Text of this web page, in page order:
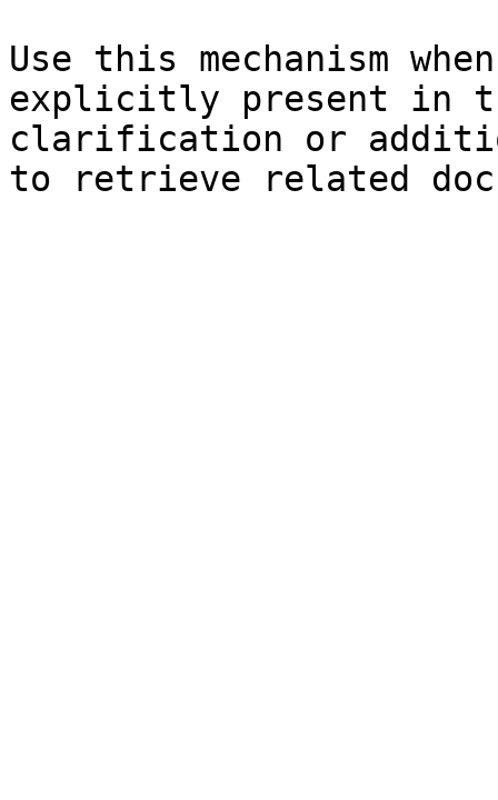
Use this mechanism
explicitly present in
clarification or